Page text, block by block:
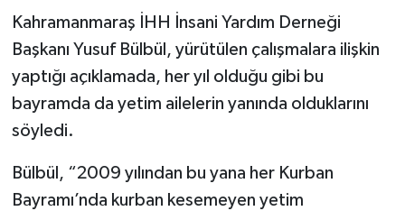
Kahramanmaraş İHH İnsani Yardım Derneği
Başkanı Yusuf Bülbül, yürütülen çalışmalara ilişkin
yaptığı açıklamada, her yıl olduğu gibi bu
bayramda da yetim ailelerin yanında olduklarını
söyledi.
Bülbül, “2009 yılından bu yana her Kurban
Bayramı’nda kurban kesemeyen yetim
Genel
Politika
YEREL